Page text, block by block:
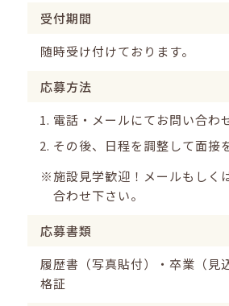
受付期間
随時受け付けております。
応募方法
電話・メールにてお問い合わ
その後、日程を調整して面接
※施設見学歓迎！メールもしく
合わせ下さい。
応募書類
履歴書（写真貼付）・卒業（見
格証